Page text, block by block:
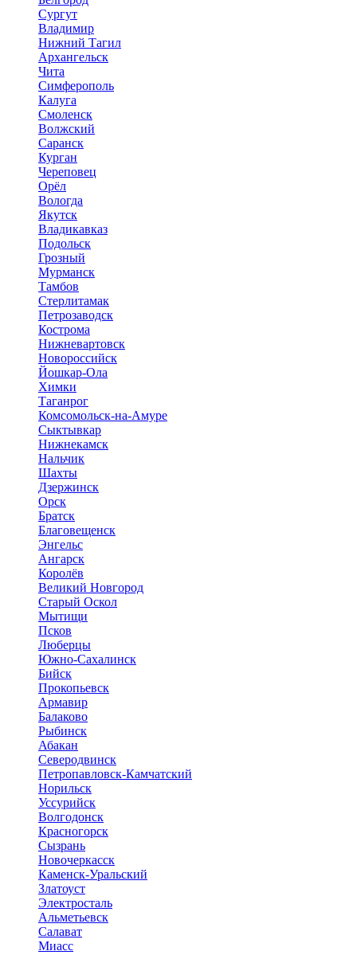
Сургут
Владимир
Нижний Тагил
Архангельск
Чита
Симферополь
Калуга
Смоленск
Волжский
Саранск
Курган
Череповец
Орёл
Вологда
Якутск
Владикавказ
Подольск
Грозный
Мурманск
Тамбов
Стерлитамак
Петрозаводск
Кострома
Нижневартовск
Новороссийск
Йошкар-Ола
Химки
Таганрог
Комсомольск-на-Амуре
Сыктывкар
Нижнекамск
Нальчик
Шахты
Дзержинск
Орск
Братск
Благовещенск
Энгельс
Ангарск
Королёв
Великий Новгород
Старый Оскол
Мытищи
Псков
Люберцы
Южно-Сахалинск
Бийск
Прокопьевск
Армавир
Балаково
Рыбинск
Абакан
Северодвинск
Петропавловск-Камчатский
Норильск
Уссурийск
Волгодонск
Красногорск
Сызрань
Новочеркасск
Каменск-Уральский
Златоуст
Электросталь
Альметьевск
Салават
Миасс